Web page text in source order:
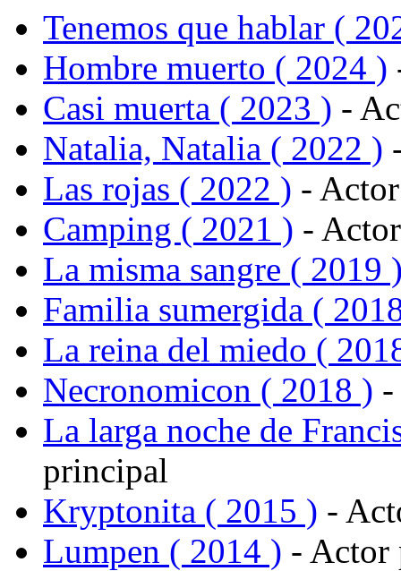
Tenemos que hablar (
Hombre muerto ( 2024 )
Casi muerta ( 2023 ) -
Natalia, Natalia ( 2022 )
Las rojas ( 2022 ) -
Camping ( 2021 ) -
La misma sangre ( 2019
Familia sumergida (
La reina del miedo (
Necronomicon ( 2018 )
La larga noche de
principal
Kryptonita ( 2015 ) -
Lumpen ( 2014 ) - Actor